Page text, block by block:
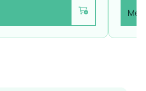
Voeg toe